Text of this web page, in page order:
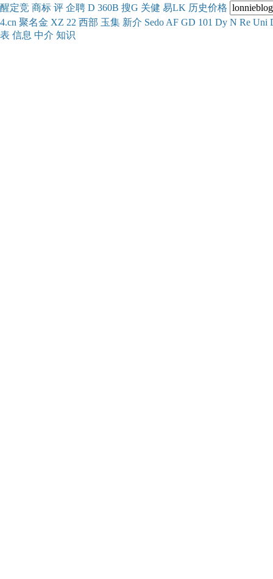
醒定竞 商标 评 企聘 D 360B 搜G 关健 易LK 历史价格
4.cn 聚名金 XZ 22 西部 玉集 新介 Sedo AF GD 101 Dy N Re Uni
表 信息 中介 知识